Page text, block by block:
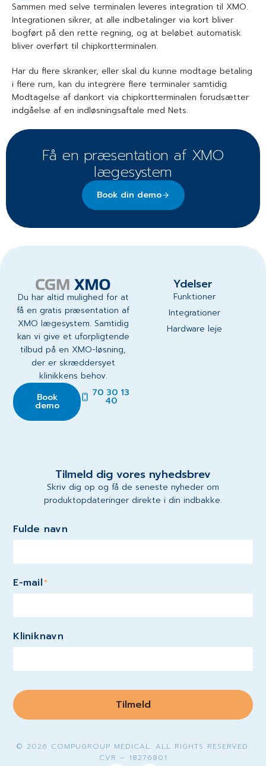
Sammen med selve terminalen leveres integration til XMO.
Integrationen sikrer, at alle indbetalinger via kort bliver
bogført på den rette regning, og at beløbet automatisk
bliver overført til chipkortterminalen.
Har du flere skranker, eller skal du kunne modtage betaling
i flere rum, kan du integrere flere terminaler samtidig.
Modtagelse af dankort via chipkortterminalen forudsætter
indgåelse af en indløsningsaftale med Nets.
Få en præsentation af XMO
lægesystem
Book din demo
Du har altid mulighed for at
få en gratis præsentation af
XMO lægesystem. Samtidig
kan vi give et uforpligtende
tilbud på en XMO-løsning,
der er skræddersyet
klinikkens behov.
Book
demo
70 30 13
40
Ydelser
Funktioner
Integrationer
Hardware leje
Tilmeld dig vores nyhedsbrev
Skriv dig op og få de seneste nyheder om
produktopdateringer direkte i din indbakke.
Fulde navn
E-mail*
Kliniknavn
Tilmeld
© 2026 COMPUGROUP MEDICAL. ALL RIGHTS RESERVED.
CVR – 18276801